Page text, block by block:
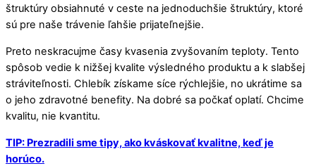
štruktúry obsiahnuté v ceste na jednoduchšie štruktúry, ktoré
sú pre naše trávenie ľahšie prijateľnejšie.
Preto neskracujme časy kvasenia zvyšovaním teploty. Tento
spôsob vedie k nižšej kvalite výsledného produktu a k slabšej
stráviteľnosti. Chlebík získame síce rýchlejšie, no ukrátime sa
o jeho zdravotné benefity. Na dobré sa počkať oplatí. Chcime
kvalitu, nie kvantitu.
TIP: Prezradili sme tipy, ako kváskovať kvalitne, keď je
horúco.